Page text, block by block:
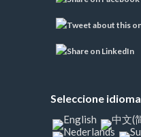
Seleccione idioma